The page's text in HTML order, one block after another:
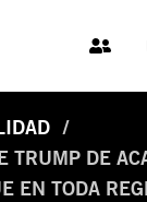
TRUMP DE
EN TODA